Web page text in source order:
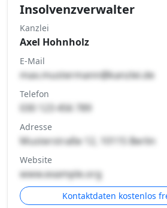
Insolvenzverwalter
Kanzlei
Axel Hohnholz
E-Mail
max.mustermann@kanzlei.de
Telefon
030 123 456 789
Adresse
Musterstraße 12, 10115 Berlin
Website
www.example.org
Kontaktdaten kostenlos